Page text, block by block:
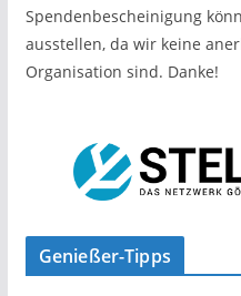
Spendenbescheinigung
ausstellen, da wir keine
Organisation sind. Danke!
Genießer-Tipps